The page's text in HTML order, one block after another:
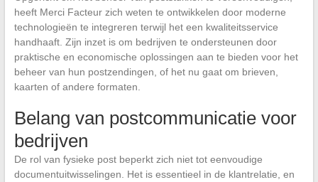
heeft Merci Facteur zich weten te ontwikkelen door moderne
technologieën te integreren terwijl het een kwaliteitsservice
handhaaft. Zijn inzet is om bedrijven te ondersteunen door
praktische en economische oplossingen aan te bieden voor het
beheer van hun postzendingen, of het nu gaat om brieven,
kaarten of andere formaten.
Belang van postcommunicatie voor
bedrijven
De rol van fysieke post beperkt zich niet tot eenvoudige
documentuitwisselingen. Het is essentieel in de klantrelatie, en